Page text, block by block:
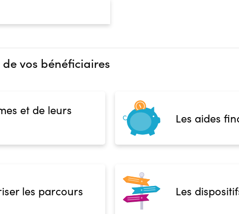
Aucune information
vos bénéficiaires
et de leurs
Les aides
les parcours Les